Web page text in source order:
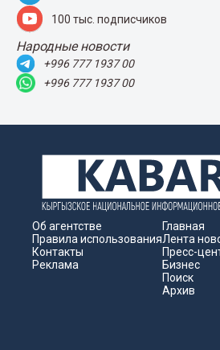
100 тыс. подписчиков
Народные новости
+996 777 1937 00
+996 777 1937 00
Об агентстве
Правила использования
Контакты
Реклама
Главная
Лента
Пресс-
Бизнес
Поиск
Архив